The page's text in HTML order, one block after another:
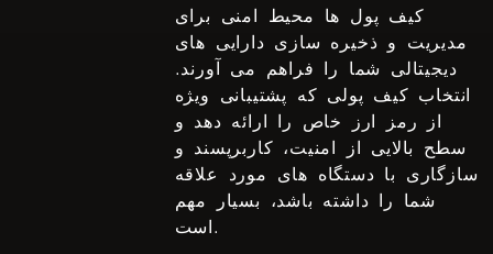
کیف پول ها محیط امنی برای
مدیریت و ذخیره سازی دارایی های
دیجیتالی شما را فراهم می آورند.
انتخاب کیف پولی که پشتیبانی ویژه
از رمز ارز خاص را ارائه دهد و
سطح بالایی از امنیت، کاربرپسند و
سازگاری با دستگاه های مورد علاقه
شما را داشته باشد، بسیار مهم
است.